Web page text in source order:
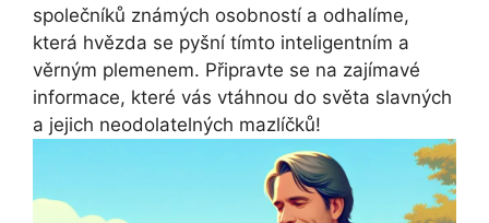
společníků ⁣známých osobností a odhalíme,
která hvězda se pyšní tímto inteligentním a
věrným plemenem. Připravte⁢ se ‌na zajímavé
informace,​ které vás vtáhnou do světa slavných‍
a jejich neodolatelných mazlíčků!